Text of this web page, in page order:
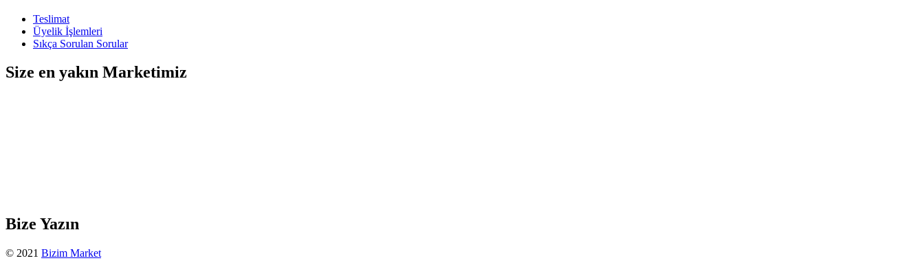
Teslimat
Üyelik İşlemleri
Sıkça Sorulan Sorular
Size en yakın Marketimiz
Bize Yazın
© 2021 Bizim Market